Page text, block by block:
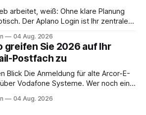
größere finanzielle Veränderungen
professionelle Unterstützung meist
arbeitet, weiß: Ohne klare Planung
Der Aplano Login ist Ihr zentraler
gesamte kommunikation rund um
organisieren. In diesem Leitfaden
Sie für einen reibungslosen Einstieg
04 Aug. 2026
greifen Sie 2026 auf Ihr
Postfach zu
alte Arcor-E-
Vodafone Systeme. Wer noch eine
über das Vodafone E-Mail & Cloud
04 Aug. 2026